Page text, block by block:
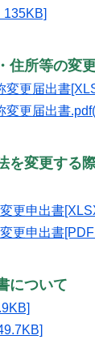
135KB]
所等の変
変更届出書
変更届出書
変更する
更申出書
更申出書
について